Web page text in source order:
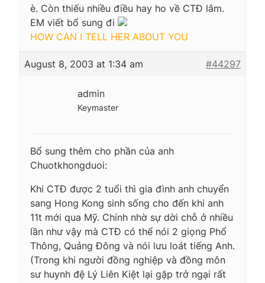
è. Còn thiếu nhiều điều hay ho về CTĐ lắm.
EM viết bổ sung đi
HOW CAN I TELL HER ABOUT YOU
August 8, 2003 at 1:34 am #44297
admin
Keymaster
Bổ sung thêm cho phần của anh
Chuotkhongduoi:
Khi CTĐ được 2 tuổi thì gia đình anh chuyển
sang Hong Kong sinh sống cho đến khi anh
11t mới qua Mỹ. Chính nhờ sự dời chỗ ở nhiều
lần như vậy mà CTĐ có thể nói 2 giọng Phổ
Thông, Quảng Đông và nói lưu loát tiếng Anh.
(Trong khi người đồng nghiệp và đồng môn
sư huynh đệ Lý Liên Kiệt lại gặp trở ngại rất